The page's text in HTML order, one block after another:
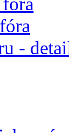
-